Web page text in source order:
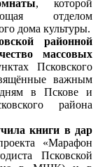
, которой
отделом
дома культуры.
районной
массовых
Псковского
важным
дням в Пскове и
района
книги в дар
«Марафон
Псковской